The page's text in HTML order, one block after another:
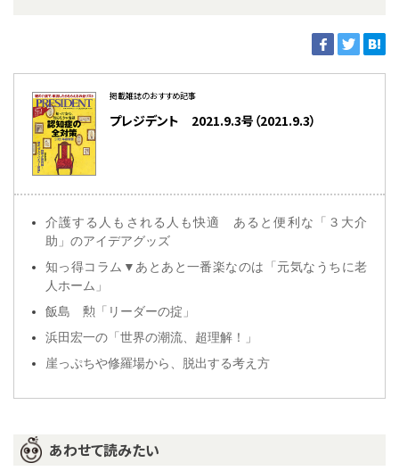
掲載雑誌のおすすめ記事
プレジデント 2021.9.3号（2021.9.3）
介護する人もされる人も快適 あると便利な「３大介
助」のアイデアグッズ
知っ得コラム▼あとあと一番楽なのは「元気なうちに老
人ホーム」
飯島 勲「リーダーの掟」
浜田宏一の「世界の潮流、超理解！」
崖っぷちや修羅場から、脱出する考え方
あわせて読みたい